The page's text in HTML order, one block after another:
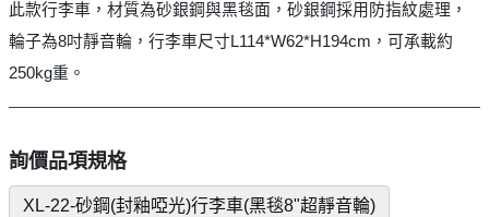
此款行李車，材質為砂銀鋼與黑毯面，砂銀鋼採用防指紋處理，
輪子為8吋靜音輪，行李車尺寸L114*W62*H194cm，可承載約
250kg重。
詢價品項規格
XL-22-砂鋼(封釉啞光)行李車(黑毯8"超靜音輪)